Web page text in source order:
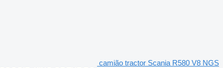
camião tractor Scania R580 V8 NGS